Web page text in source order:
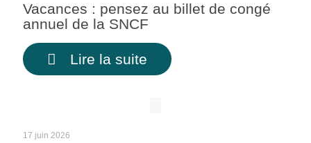
Vacances : pensez au billet de congé
annuel de la SNCF
Lire la suite
17 juin 2026